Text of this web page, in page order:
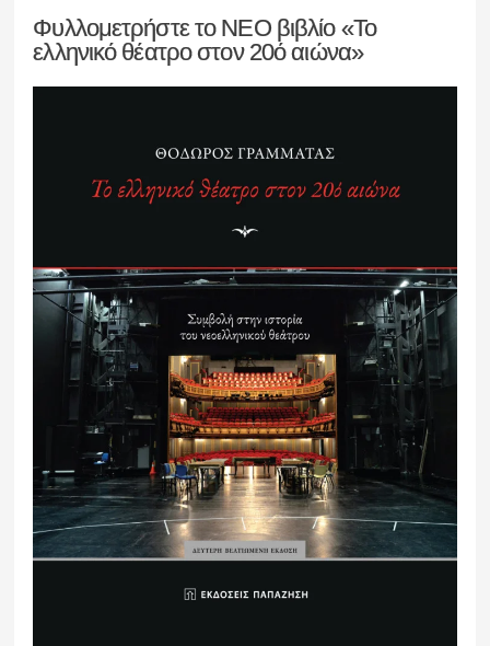
Φυλλομετρήστε το ΝΕΟ βιβλίο «Το
ελληνικό θέατρο στον 20ό αιώνα»